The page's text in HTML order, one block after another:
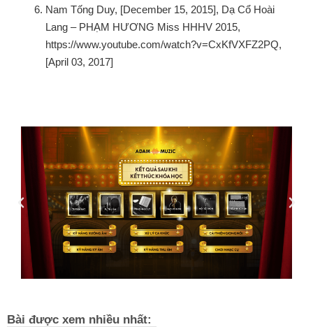
Nam Tống Duy, [December 15, 2015], Dạ Cổ Hoài
Lang – PHẠM HƯƠNG Miss HHHV 2015,
https://www.youtube.com/watch?v=CxKfVXFZ2PQ,
[April 03, 2017]
Bài được xem nhiều nhất: